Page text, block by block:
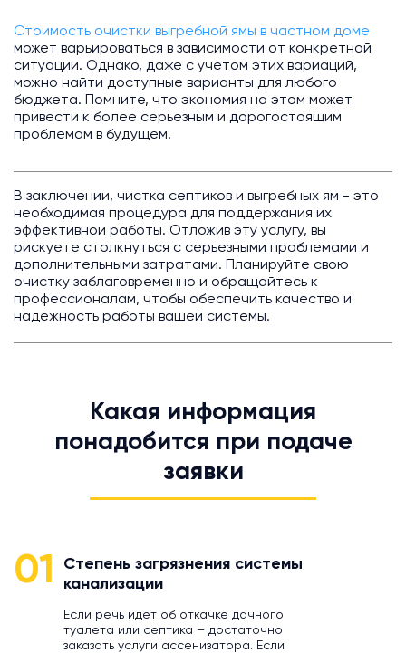
Стоимость очистки выгребной ямы в частном доме
может варьироваться в зависимости от конкретной
ситуации. Однако, даже с учетом этих вариаций,
можно найти доступные варианты для любого
бюджета. Помните, что экономия на этом может
привести к более серьезным и дорогостоящим
проблемам в будущем.
В заключении, чистка септиков и выгребных ям - это
необходимая процедура для поддержания их
эффективной работы. Отложив эту услугу, вы
рискуете столкнуться с серьезными проблемами и
дополнительными затратами. Планируйте свою
очистку заблаговременно и обращайтесь к
профессионалам, чтобы обеспечить качество и
надежность работы вашей системы.
Какая информация
понадобится при подаче
заявки
01
Степень загрязнения системы
канализации
Если речь идет об откачке дачного
туалета или септика – достаточно
заказать услуги ассенизатора. Если